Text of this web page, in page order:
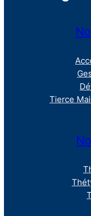
Tierce